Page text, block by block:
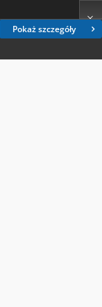
Pokaż szczegóły